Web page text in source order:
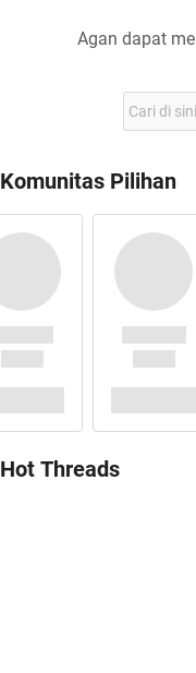
Agan dapat
Komunitas Pilihan
Hot Threads